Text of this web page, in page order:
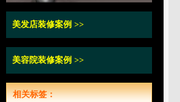
美发店装修案例 >>
美容院装修案例 >>
相关标签：